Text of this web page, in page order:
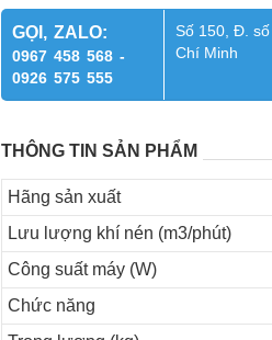
GỌI, ZALO:
0967 458 568 -
0926 575 555
Số 150, Đ.
Chí Minh
THÔNG TIN SẢN PHẨM
Hãng sản xuất
Lưu lượng khí nén (m3/phút)
Công suất máy (W)
Chức năng